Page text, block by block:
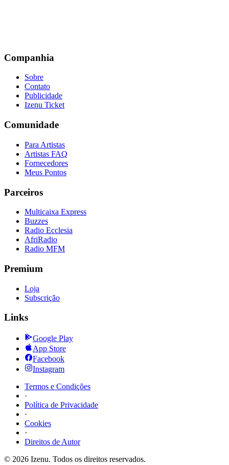
Companhia
Sobre
Contato
Publicidade
Izenu Ticket
Comunidade
Para Artistas
Artistas FAQ
Fornecedores
Meus Pontos
Parceiros
Multicaixa Express
Buzzes
Radio Ecclesia
AfriRadio
Radio MFM
Premium
Loja
Subscrição
Links
Google Play
App Store
Facebook
Instagram
Termos e Condições
·
Política de Privacidade
·
Cookies
·
Direitos de Autor
© 2026 Izenu. Todos os direitos reservados.